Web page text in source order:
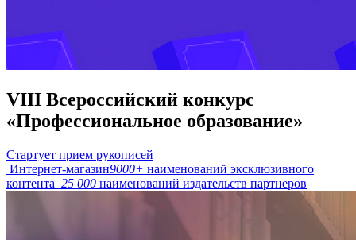
VIII Всероссийский конкурс
«Профессиональное образование»
Стартует прием рукописей
Интернет-магазин9000+ наименований эксклюзивного
контента 25 000 наименований издательств партнеров